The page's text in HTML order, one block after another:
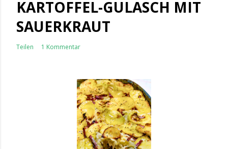
KARTOFFEL-GULASCH MIT
SAUERKRAUT
Teilen 1 Kommentar